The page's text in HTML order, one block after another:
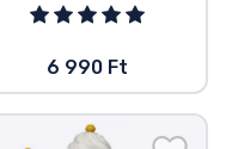
6 990 Ft